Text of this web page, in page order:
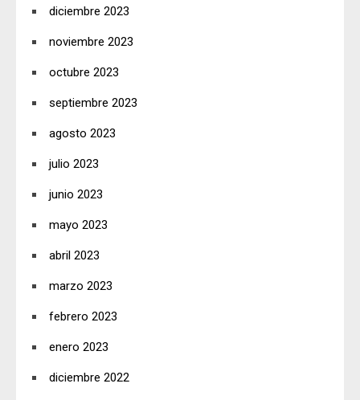
diciembre 2023
noviembre 2023
octubre 2023
septiembre 2023
agosto 2023
julio 2023
junio 2023
mayo 2023
abril 2023
marzo 2023
febrero 2023
enero 2023
diciembre 2022